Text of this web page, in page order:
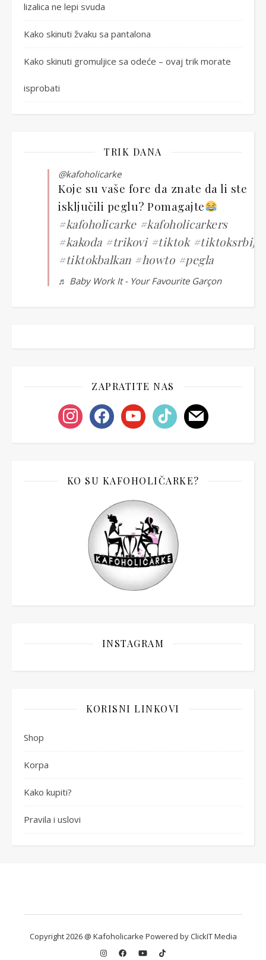
lizalica ne lepi svuda
Kako skinuti žvaku sa pantalona
Kako skinuti gromuljice sa odeće – ovaj trik morate
isprobati
TRIK DANA
@kafoholicarke
Koje su vaše fore da znate da li ste
isključili peglu? Pomagajte
#kafoholicarke #kafoholicarkers
#kakoda #trikovi #tiktok #tiktoksrbija
#tiktokbalkan #howto #pegla
♬ Baby Work It - Your Favourite Garçon
ZAPRATITE NAS
instagramfacebookyoutubetiktok mail
KO SU KAFOHOLIČARKE?
INSTAGRAM
KORISNI LINKOVI
Shop
Korpa
Kako kupiti?
Pravila i uslovi
Copyright 2026 @ Kafoholicarke Powered by ClickIT Media